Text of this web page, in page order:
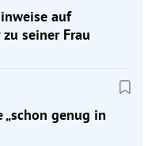
auf
seiner Frau
„schon genug in